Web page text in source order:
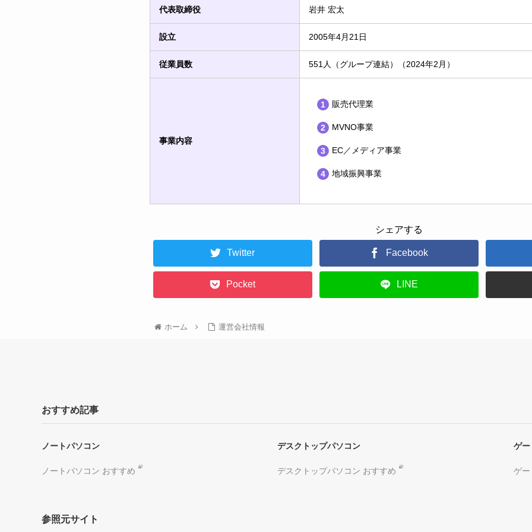
代表取締役 岩井 宏太
設立 2005年4月21日
従業員数 551人（グループ連結）（2024年2月）
事業内容
販売代理業
MVNO事業
EC／メディア事業
地域振興事業
シェアする
Twitter Facebook
Pocket LINE
ホーム 運営会社情報
おすすめ記事
ノートパソコン
ノートパソコン おすすめ
デスクトップパソコン
デスクトップパソコン おすすめ
ゲー
ゲー
参照元サイト